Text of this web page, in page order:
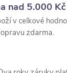
nad 5.000 Kč
v celkové
zdarma.